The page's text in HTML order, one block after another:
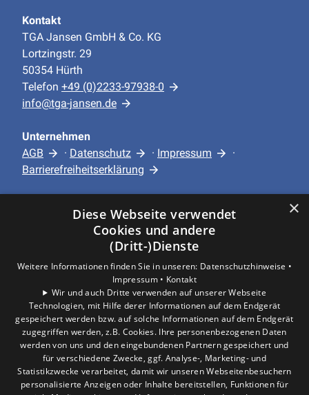
Kontakt
TGA Jansen GmbH & Co. KG
Lortzingstr. 29
50354 Hürth
Telefon +49 (0)2233-97938-0
info@tga-jansen.de
Unternehmen
AGB
· Datenschutz · Impressum
·
Barrierefreiheitserklärung
Leistungen
Standort
Hürth
×
Diese Webseite verwendet
Cookies und andere
(Dritt-)Dienste
Weitere Informationen finden Sie in unseren: Datenschutzhinweise •
Impressum • Kontakt
Wir und auch Dritte verwenden auf unserer Webseite
Technologien, mit Hilfe derer Informationen auf dem Endgerät
gespeichert werden bzw. auf solche Informationen auf dem Endgerät
zugegriffen werden, z.B. Cookies. Ihre personenbezogenen Daten
werden von uns und den eingebundenen Partnern gespeichert und
für verschiedene Zwecke, ggf. Analyse-, Marketing- und
Statistikzwecke verarbeitet, damit wir unseren Webseitenbesuchern
personalisierte Anzeigen oder Inhalte bereitstellen, Funktionen für